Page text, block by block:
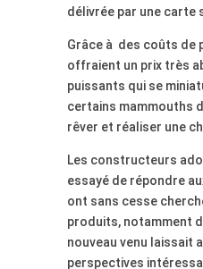
délivrée par une carte
Grâce à des coûts de
offraient un prix très
puissants qui se
certains mammouths
rêver et réaliser une
Les constructeurs
essayé de répondre
ont sans cesse
produits, notamment
nouveau venu laissait
perspectives